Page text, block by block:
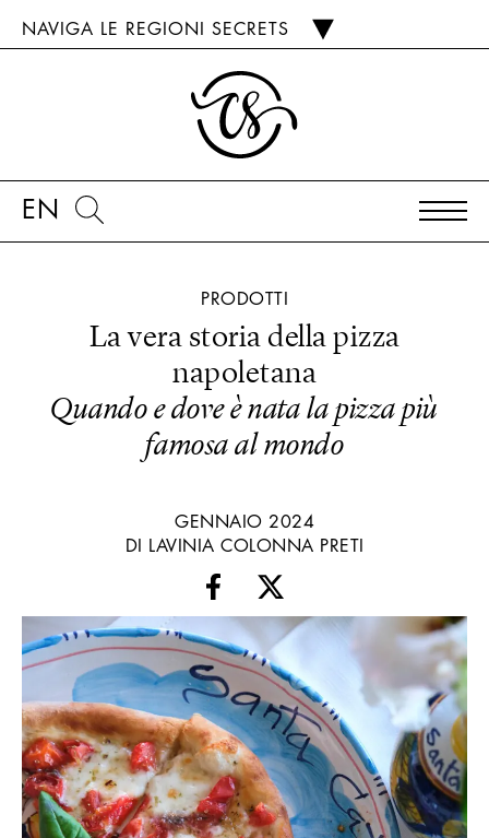
NAVIGA LE REGIONI SECRETS
EN
PRODOTTI
La vera storia della pizza
napoletana
Quando e dove è nata la pizza più
famosa al mondo
GENNAIO 2024
DI LAVINIA COLONNA PRETI